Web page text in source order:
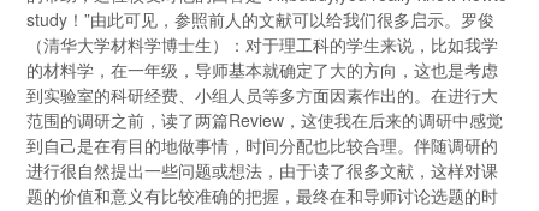
study！”由此可见，参照前人的文献可以给我们很多启示。罗俊
（清华大学材料学博士生）：对于理工科的学生来说，比如我学
的材料学，在一年级，导师基本就确定了大的方向，这也是考虑
到实验室的科研经费、小组人员等多方面因素作出的。在进行大
范围的调研之前，读了两篇Review，这使我在后来的调研中感觉
到自己是在有目的地做事情，时间分配也比较合理。伴随调研的
进行很自然提出一些问题或想法，由于读了很多文献，这样对课
题的价值和意义有比较准确的把握，最终在和导师讨论选题的时